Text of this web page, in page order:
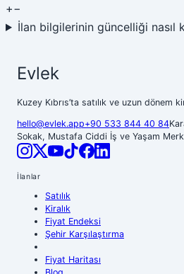
+−
İlan bilgilerinin güncelliği nasıl
Evlek
Kuzey Kıbrıs’ta satılık ve uzun dönem
hello@evlek.app+90 533 844 40 84
Sokak, Mustafa Ciddi İş ve Yaşam
İlanlar
Satılık
Kiralık
Fiyat Endeksi
Şehir Karşılaştırma
Fiyat Haritası